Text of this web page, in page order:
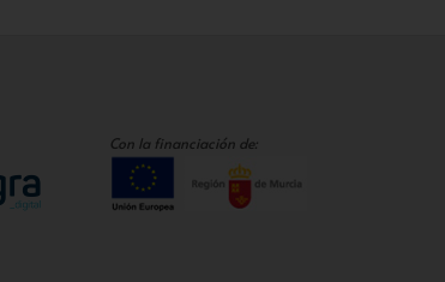
Con la financiación de: